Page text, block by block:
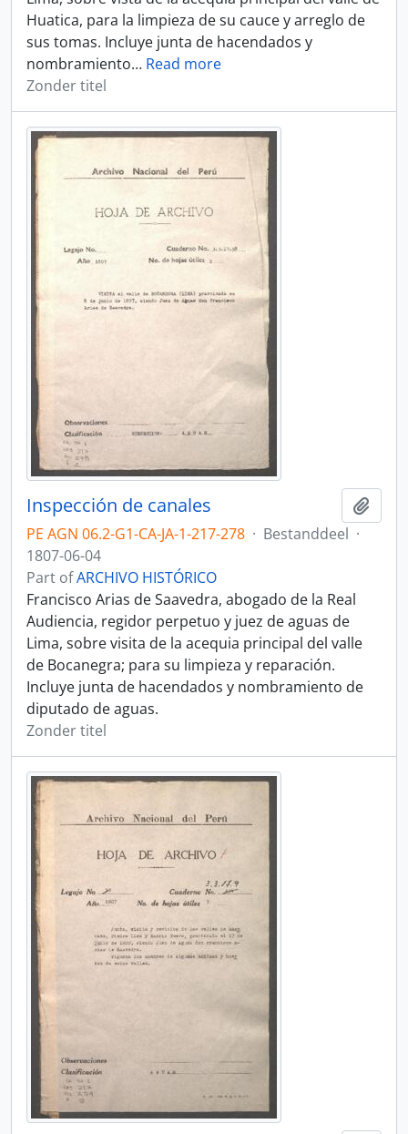
Huatica, para la limpieza de su cauce y arreglo de
sus tomas. Incluye junta de hacendados y
nombramiento… Read more
Zonder titel
Inspección de canales
PE AGN 06.2-G1-CA-JA-1-217-278 · Bestanddeel ·
1807-06-04
Part ofARCHIVO HISTÓRICO
Francisco Arias de Saavedra, abogado de la Real
Audiencia, regidor perpetuo y juez de aguas de
Lima, sobre visita de la acequia principal del valle
de Bocanegra; para su limpieza y reparación.
Incluye junta de hacendados y nombramiento de
diputado de aguas.
Zonder titel